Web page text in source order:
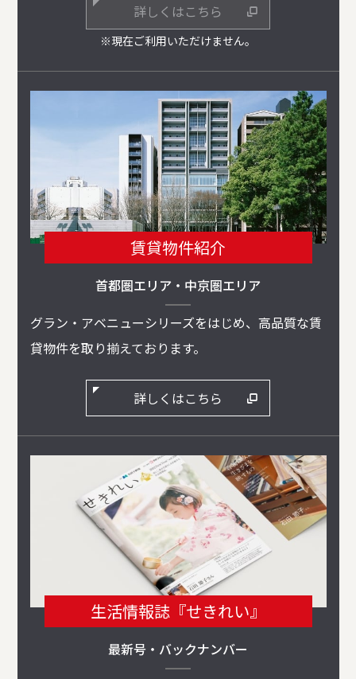
詳しくはこちら
※現在ご利用いただけません。
賃貸物件紹介
首都圏エリア・中京圏エリア
グラン・アベニューシリーズをはじめ、高品質な賃
貸物件を取り揃えております。
詳しくはこちら
生活情報誌『せきれい』
最新号・バックナンバー